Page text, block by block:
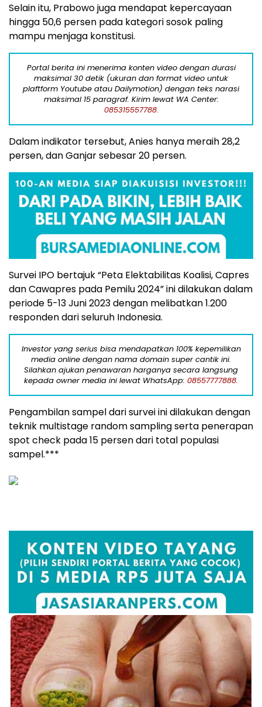
Selain itu, Prabowo juga mendapat kepercayaan
hingga 50,6 persen pada kategori sosok paling
mampu menjaga konstitusi.
Portal berita ini menerima konten video dengan durasi
maksimal 30 detik (ukuran dan format video untuk
plaftform Youtube atau Dailymotion) dengan teks narasi
maksimal 15 paragraf. Kirim lewat WA Center:
085315557788.
Dalam indikator tersebut, Anies hanya meraih 28,2
persen, dan Ganjar sebesar 20 persen.
Survei IPO bertajuk “Peta Elektabilitas Koalisi, Capres
dan Cawapres pada Pemilu 2024” ini dilakukan dalam
periode 5-13 Juni 2023 dengan melibatkan 1.200
responden dari seluruh Indonesia.
Investor yang serius bisa mendapatkan 100% kepemilikan
media online dengan nama domain super cantik ini.
Silahkan ajukan penawaran harganya secara langsung
kepada owner media ini lewat WhatsApp: 08557777888.
Pengambilan sampel dari survei ini dilakukan dengan
teknik multistage random sampling serta penerapan
spot check pada 15 persen dari total populasi
sampel.***